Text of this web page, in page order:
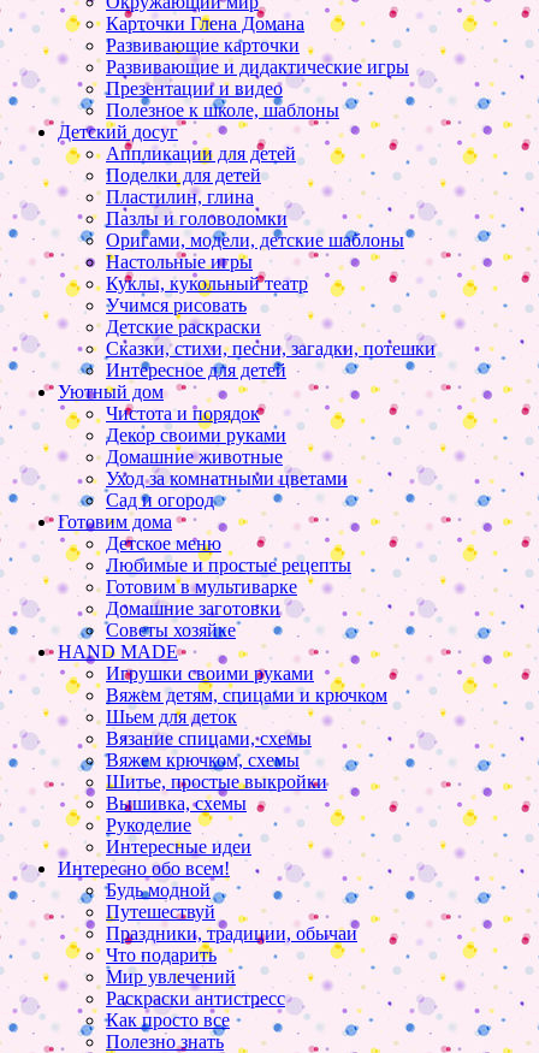
Карточки Глена Домана
Развивающие карточки
Развивающие и дидактические игры
Презентации и видео
Полезное к школе, шаблоны
Детский досуг
Аппликации для детей
Поделки для детей
Пластилин, глина
Пазлы и головоломки
Оригами, модели, детские шаблоны
Настольные игры
Куклы, кукольный театр
Учимся рисовать
Детские раскраски
Сказки, стихи, песни, загадки, потешки
Интересное для детей
Уютный дом
Чистота и порядок
Декор своими руками
Домашние животные
Уход за комнатными цветами
Сад и огород
Готовим дома
Детское меню
Любимые и простые рецепты
Готовим в мультиварке
Домашние заготовки
Советы хозяйке
HAND MADE
Игрушки своими руками
Вяжем детям, спицами и крючком
Шьем для деток
Вязание спицами, схемы
Вяжем крючком, схемы
Шитье, простые выкройки
Вышивка, схемы
Рукоделие
Интересные идеи
Интересно обо всем!
Будь модной
Путешествуй
Праздники, традиции, обычаи
Что подарить
Мир увлечений
Раскраски антистресс
Как просто все
Полезно знать